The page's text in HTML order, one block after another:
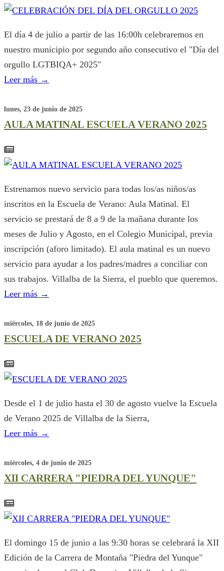
El día 4 de julio a partir de las 16:00h celebraremos en
nuestro municipio por segundo año consecutivo el "Día del
orgullo LGTBIQA+ 2025"
Leer más →
lunes, 23 de junio de 2025
AULA MATINAL ESCUELA VERANO 2025
Estrenamos nuevo servicio para todas los/as niños/as
inscritos en la Escuela de Verano: Aula Matinal. El
servicio se prestará de 8 a 9 de la mañana durante los
meses de Julio y Agosto, en el Colegio Municipal, previa
inscripción (aforo limitado). El aula matinal es un nuevo
servicio para ayudar a los padres/madres a conciliar con
sus trabajos. Villalba de la Sierra, el pueblo que queremos.
Leer más →
miércoles, 18 de junio de 2025
ESCUELA DE VERANO 2025
Desde el 1 de julio hasta el 30 de agosto vuelve la Escuela
de Verano 2025 de Villalba de la Sierra,
Leer más →
miércoles, 4 de junio de 2025
XII CARRERA "PIEDRA DEL YUNQUE"
El domingo 15 de junio a las 9:30 horas se celebrará la XII
Edición de la Carrera de Montaña "Piedra del Yunque"